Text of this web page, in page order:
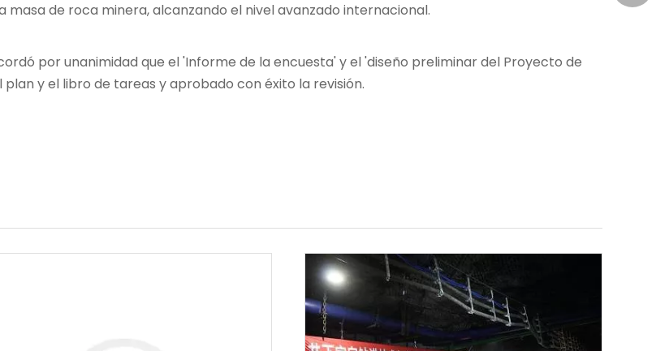
de roca minera, alcanzando el nivel avanzado internacional.
por unanimidad que el 'Informe de la encuesta' y el 'diseño preliminar del Proyecto de
y el libro de tareas y aprobado con éxito la revisión.